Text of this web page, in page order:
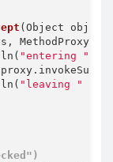
(Object object,
MethodProxy
"entering "
"leaving "